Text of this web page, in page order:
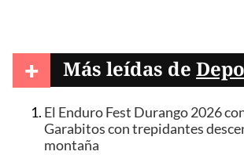
+ Más leídas de
El Enduro Fest Durango 2026
Garabitos con trepidantes
montaña